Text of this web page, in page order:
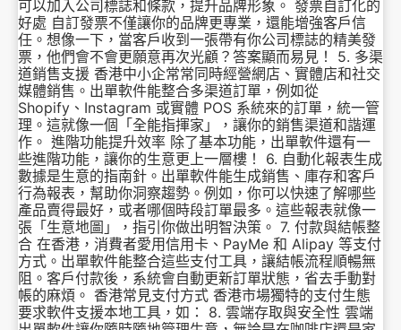
可以加入公司標誌和條款，提升品牌形象。 發票自訂化的
好處 自訂發票不僅讓你的品牌更專業，還能增強客戶信
任。想像一下，當客戶收到一張帶有你公司標誌的精美發
票，他們會不會更願意再次光顧？答案顯而易見！ 5. 多渠
道銷售支援 香港中小企常常同時經營網店、實體店和社交
媒體銷售。出單軟件能整合多渠道訂單，例如從
Shopify、Instagram 或實體 POS 系統來的訂單，統一管
理。這就像一個「全能指揮家」，讓你的銷售渠道和諧運
作。 進階功能提升效率 除了基本功能，出單軟件還有一
些進階功能，讓你的生意更上一層樓！ 6. 自動化報表生成
數據是生意的指南針。出單軟件能生成銷售、庫存和客戶
行為報表，幫助你洞察趨勢。例如，你可以快速了解哪些
產品賣得最好，或者哪個時段訂單最多。這些報表就像一
張「生意地圖」，指引你做出明智決策。 7. 付款與結帳整
合 在香港，消費者愛用信用卡、PayMe 和 Alipay 等支付
方式。出單軟件能整合這些支付工具，讓結帳流程順暢無
阻。客戶付款後，系統會自動更新訂單狀態，省去手動對
帳的麻煩。 香港常見支付方式 香港市場獨特的支付生態
要求軟件支援本地工具，如： 8. 雲端存取與安全性 雲端